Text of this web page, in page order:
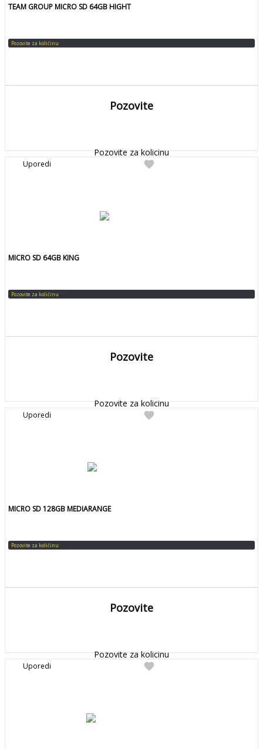
TEAM GROUP MICRO SD 64GB HIGHT
Pozovite za količinu
Pozovite
Pozovite za kolicinu
favorite
Uporedi
MICRO SD 64GB KING
Pozovite za količinu
Pozovite
Pozovite za kolicinu
favorite
Uporedi
MICRO SD 128GB MEDIARANGE
Pozovite za količinu
Pozovite
Pozovite za kolicinu
favorite
Uporedi